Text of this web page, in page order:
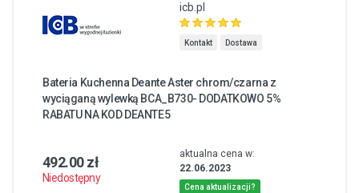
icb.pl
Kontakt Dostawa
Bateria Kuchenna Deante Aster chrom/czarna z
wyciąganą wylewką BCA_B730- DODATKOWO 5%
RABATU NA KOD DEANTE5
492.00 zł
Niedostępny
aktualna cena w:
22.06.2023
Cena aktualizacji?